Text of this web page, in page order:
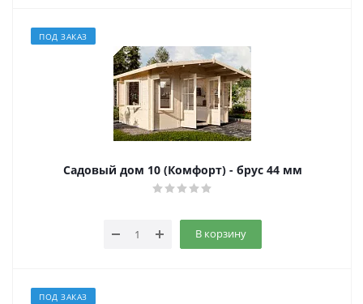
ПОД ЗАКАЗ
Садовый дом 10 (Комфорт) - брус 44 мм
В корзину
ПОД ЗАКАЗ